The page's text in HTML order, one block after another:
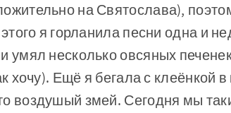
на Святослава),
я горланила песни одна и
умял несколько овсяных
хочу). Ещё я бегала с клеёнкой
воздушый змей. Сегодня мы